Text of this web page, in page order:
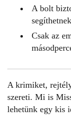
A bolt
Csak az
A krimiket,
szereti. Mi is
lehetünk egy kis